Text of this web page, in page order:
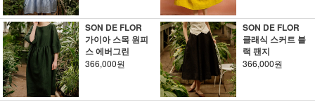
SON DE FLOR
가이아 스목 원피
스 에버그린
366,000원
SON DE FLOR
클래식 스커트 블
랙 팬지
366,000원